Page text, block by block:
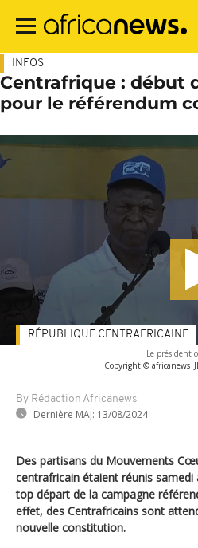
contenu
INFOS
Centrafrique : début
pour le référendum
Le président
Copyright © africanews
By Rédaction Africanews
Dernière MAJ: 13/08/2024
RÉPUBLIQUE CENTRAFRICAINE
Des partisans du Mouvements
centrafricain étaient réunis samedi
top départ de la campagne
effet, des Centrafricains sont
nouvelle constitution.